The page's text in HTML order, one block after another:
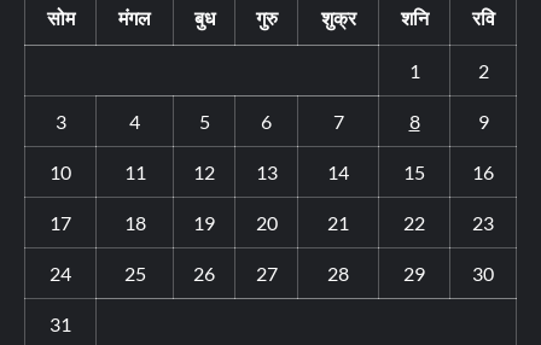
सोम मंगल बुध गुरु शुक्र शनि रवि
1 2
3 4 5 6 7 8 9
10 11 12 13 14 15 16
17 18 19 20 21 22 23
24 25 26 27 28 29 30
31